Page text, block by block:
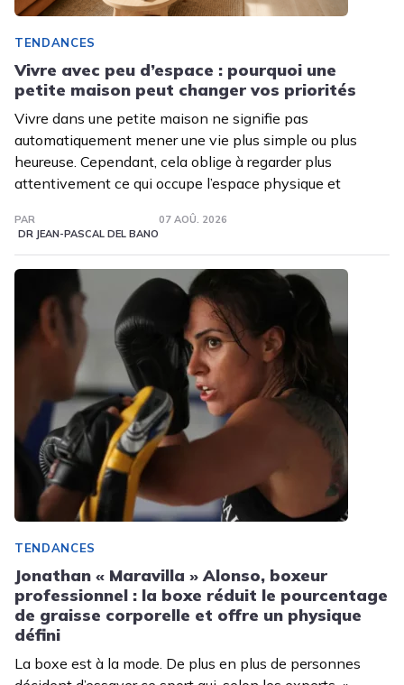
TENDANCES
Vivre avec peu d’espace : pourquoi une
petite maison peut changer vos priorités
Vivre dans une petite maison ne signifie pas
automatiquement mener une vie plus simple ou plus
heureuse. Cependant, cela oblige à regarder plus
attentivement ce qui occupe l’espace physique et
PAR
DR JEAN-PASCAL DEL BANO
07 AOÛ. 2026
TENDANCES
Jonathan « Maravilla » Alonso, boxeur
professionnel : la boxe réduit le pourcentage
de graisse corporelle et offre un physique
défini
La boxe est à la mode. De plus en plus de personnes